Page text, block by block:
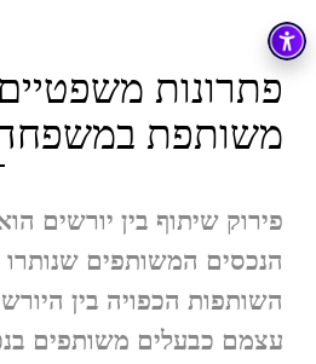
פתרונות
משותפת
פירוק שיתוף בין יורשים
הנכסים המשותפים
השותפות הכפויה בין
עצמם כבעלים משותפים